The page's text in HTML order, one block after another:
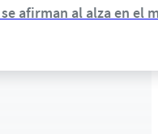
afirman al alza en el